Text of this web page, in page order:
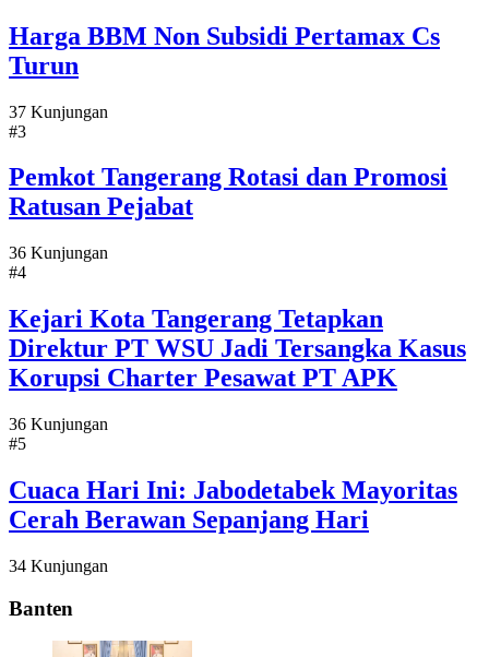
Harga BBM Non Subsidi Pertamax Cs
Turun
37 Kunjungan
#3
Pemkot Tangerang Rotasi dan Promosi
Ratusan Pejabat
36 Kunjungan
#4
Kejari Kota Tangerang Tetapkan
Direktur PT WSU Jadi Tersangka Kasus
Korupsi Charter Pesawat PT APK
36 Kunjungan
#5
Cuaca Hari Ini: Jabodetabek Mayoritas
Cerah Berawan Sepanjang Hari
34 Kunjungan
Banten